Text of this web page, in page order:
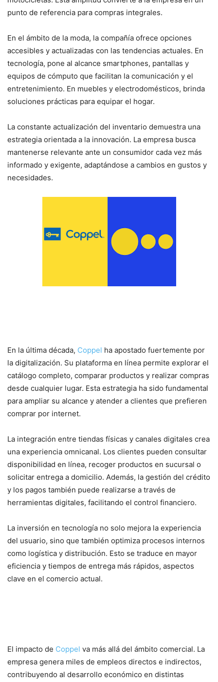
punto de referencia para compras integrales.
En el ámbito de la moda, la compañía ofrece opciones
accesibles y actualizadas con las tendencias actuales. En
tecnología, pone al alcance smartphones, pantallas y
equipos de cómputo que facilitan la comunicación y el
entretenimiento. En muebles y electrodomésticos, brinda
soluciones prácticas para equipar el hogar.
La constante actualización del inventario demuestra una
estrategia orientada a la innovación. La empresa busca
mantenerse relevante ante un consumidor cada vez más
informado y exigente, adaptándose a cambios en gustos y
necesidades.
En la última década, Coppel ha apostado fuertemente por
la digitalización. Su plataforma en línea permite explorar el
catálogo completo, comparar productos y realizar compras
desde cualquier lugar. Esta estrategia ha sido fundamental
para ampliar su alcance y atender a clientes que prefieren
comprar por internet.
La integración entre tiendas físicas y canales digitales crea
una experiencia omnicanal. Los clientes pueden consultar
disponibilidad en línea, recoger productos en sucursal o
solicitar entrega a domicilio. Además, la gestión del crédito
y los pagos también puede realizarse a través de
herramientas digitales, facilitando el control financiero.
La inversión en tecnología no solo mejora la experiencia
del usuario, sino que también optimiza procesos internos
como logística y distribución. Esto se traduce en mayor
eficiencia y tiempos de entrega más rápidos, aspectos
clave en el comercio actual.
El impacto de Coppel va más allá del ámbito comercial. La
empresa genera miles de empleos directos e indirectos,
contribuyendo al desarrollo económico en distintas